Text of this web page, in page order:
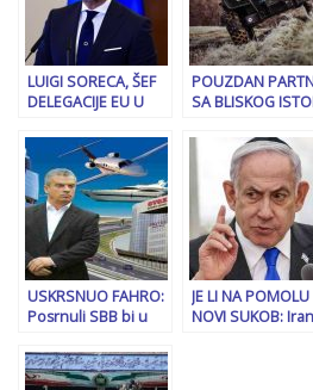
LUIGI SORECA, ŠEF
DELEGACIJE EU U
ovu krizu. Ne
čekajte našu
pomoć!”
POUZDAN
SA BLISKOG
Emirati naručili 20
oklopnih vozila iz…
USKRSNUO FAHRO:
Posrnuli SBB bi u
vlast s neprijateljem
JE LI NA POMOLU
NOVI SUKOB: